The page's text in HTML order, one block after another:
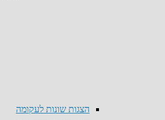
הצגות שונות לעקומה